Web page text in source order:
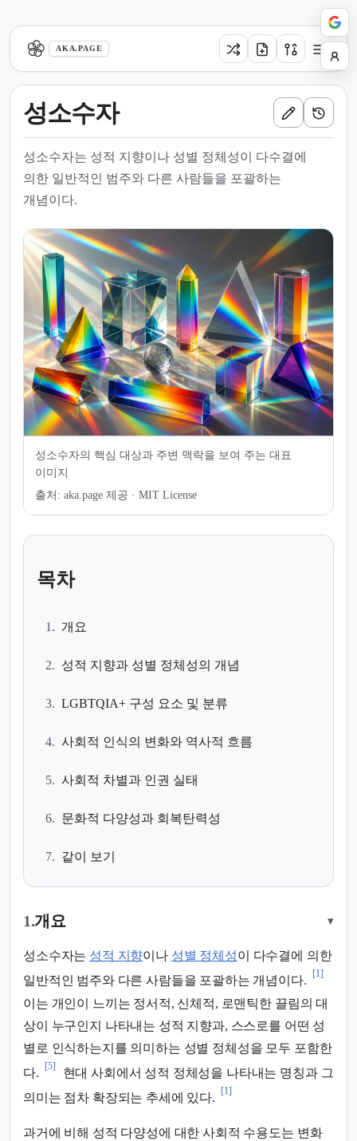
AKA.PAGE
성소수자
성소수자는 성적 지향이나 성별 정체성이 다수결에
의한 일반적인 범주와 다른 사람들을 포괄하는
개념이다.
성소수자의 핵심 대상과 주변 맥락을 보여 주는 대표
이미지
출처: aka.page 제공 · MIT License
목차
1. 개요
2. 성적 지향과 성별 정체성의 개념
3. LGBTQIA+ 구성 요소 및 분류
4. 사회적 인식의 변화와 역사적 흐름
5. 사회적 차별과 인권 실태
6. 문화적 다양성과 회복탄력성
7. 같이 보기
1.개요 ▾
성소수자는 성적 지향이나 성별 정체성이 다수결에 의한
일반적인 범주와 다른 사람들을 포괄하는 개념이다.
[1]
이는 개인이 느끼는 정서적, 신체적, 로맨틱한 끌림의 대
상이 누구인지 나타내는 성적 지향과, 스스로를 어떤 성
별로 인식하는지를 의미하는 성별 정체성을 모두 포함한
다.
[5]
현대 사회에서 성적 정체성을 나타내는 명칭과 그
의미는 점차 확장되는 추세에 있다.
[1]
과거에 비해 성적 다양성에 대한 사회적 수용도는 변화